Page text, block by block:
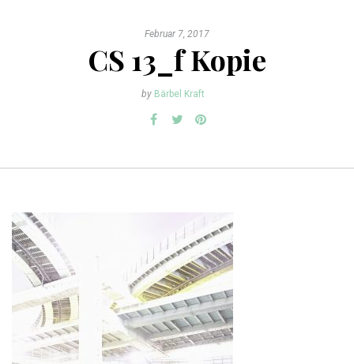
Februar 7, 2017
CS 13_f Kopie
by Bärbel Kraft